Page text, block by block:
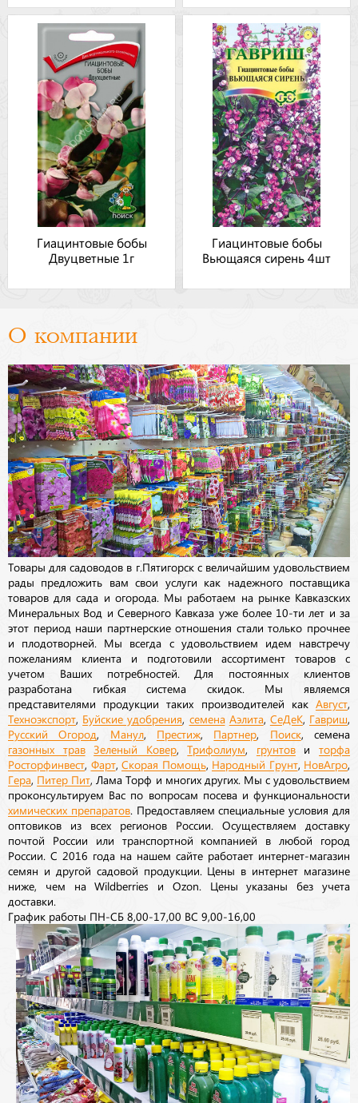
Гиацинтовые бобы
Двуцветные 1г
Гиацинтовые бобы
Вьющаяся сирень 4шт
О компании
Товары для садоводов в г.Пятигорск с величайшим удовольствием
рады предложить вам свои услуги как надежного поставщика
товаров для сада и огорода. Мы работаем на рынке Кавказских
Минеральных Вод и Северного Кавказа уже более 10-ти лет и за
этот период наши партнерские отношения стали только прочнее
и плодотворней. Мы всегда с удовольствием идем навстречу
пожеланиям клиента и подготовили ассортимент товаров с
учетом Ваших потребностей. Для постоянных клиентов
разработана гибкая система скидок. Мы являемся
представителями продукции таких производителей как Август
Техноэкспорт Буйские удобрения семена Аэлита, СеДеК Гавриш
Русский Огород Манул, Престиж Партнер Поиск, семена
газонных трав Зеленый Ковер,Трифолиум грунтовиторфа
Росторфинвест Фарт, Скорая Помощь Народный Грунт, НовАгро
Гера Питер Пит , Лама Торф и многих других. Мы с удовольствием
проконсультируем Вас по вопросам посева и функциональности
химических препаратов. Предоставляем специальные условия для
оптовиков из всех регионов России. Осуществляем доставку
почтой России или транспортной компанией в любой город
России. С 2016 года на нашем сайте работает интернет-магазин
семян и другой садовой продукции. Цены в интернет магазине
ниже, чем на Wildberries и Ozon. Цены указаны без учета
доставки.
График работы ПН-СБ 8,00-17,00 ВС 9,00-16,00